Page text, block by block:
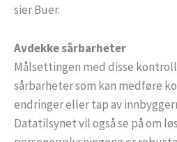
sier Buer.
Avdekke sårbarheter
Målsettingen med disse
sårbarheter som kan medføre
endringer eller tap av
Datatilsynet vil også se på om